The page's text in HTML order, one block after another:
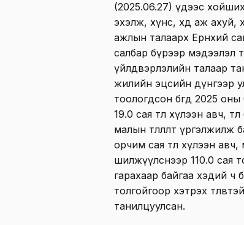
(2025.06.27) үдээс
эхэлж, хүнс, хөдөө аж
ажлын талаарх Ерөнхий
салбар бүрээр мэдээлэл
үйлдвэрлэлийн талаар
жилийн эцсийн дүнгээр
тоологдсон бөгөөд 2025
19.0 сая төл хүлээн авч,
малын төллөлт үргэлжилж
орчим сая төл хүлээн
шилжүүлснээр 110.0 сая
гарахаар байгаа хэдий ч
толгойгоор хэтрэх
танилцуулсан.